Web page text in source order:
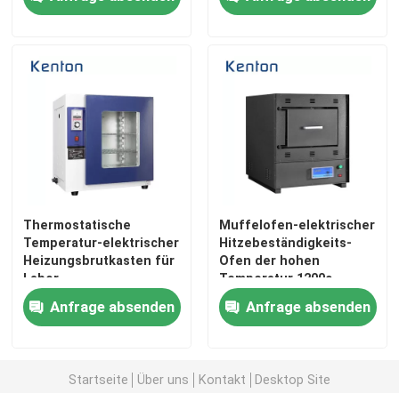
Thermostatische
Temperatur-elektrischer
Heizungsbrutkasten für
Labor
Anfrage absenden
Muffelofen-elektrischer
Hitzebeständigkeits-
Ofen der hohen
Temperatur 1200c
Anfrage absenden
Startseite Über uns Kontakt Desktop Site